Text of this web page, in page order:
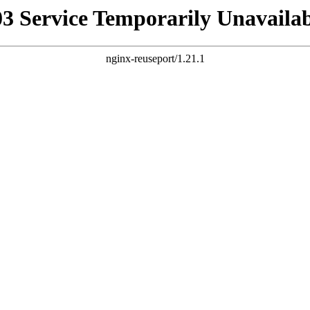
Service Temporarily
nginx-reuseport/1.21.1